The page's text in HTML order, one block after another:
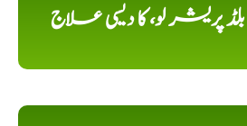
بلڈ پریشر لو، کا دیسی علاج